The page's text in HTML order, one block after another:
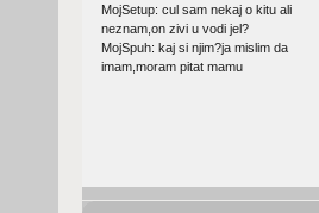
MojSetup: cul sam nekaj o kitu ali
neznam,on zivi u vodi jel?
MojSpuh: kaj si njim?ja mislim da
imam,moram pitat mamu